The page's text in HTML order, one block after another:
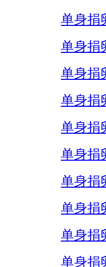
单身捐
单身捐
单身捐
单身捐
单身捐
单身捐
单身捐
单身捐
单身捐
单身捐